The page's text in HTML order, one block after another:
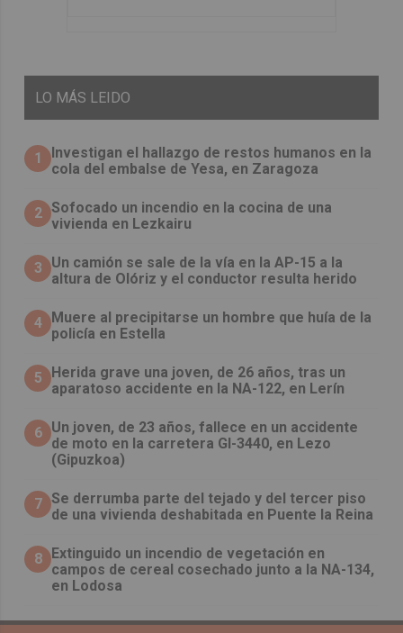
LO MÁS LEIDO
1
Investigan el hallazgo de restos humanos en la
cola del embalse de Yesa, en Zaragoza
2 Sofocado un incendio en la cocina de una
vivienda en Lezkairu
3
Un camión se sale de la vía en la AP-15 a la
altura de Olóriz y el conductor resulta herido
4 Muere al precipitarse un hombre que huía de la
policía en Estella
5
Herida grave una joven, de 26 años, tras un
aparatoso accidente en la NA-122, en Lerín
6 Un joven, de 23 años, fallece en un accidente
de moto en la carretera GI-3440, en Lezo
(Gipuzkoa)
7 Se derrumba parte del tejado y del tercer piso
de una vivienda deshabitada en Puente la Reina
8 Extinguido un incendio de vegetación en
campos de cereal cosechado junto a la NA-134,
en Lodosa